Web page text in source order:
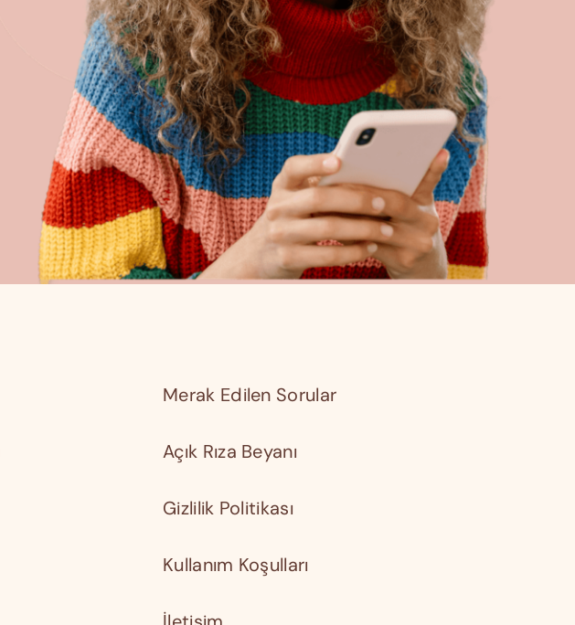
Merak Edilen Sorular
Açık Rıza Beyanı
Gizlilik Politikası
Kullanım Koşulları